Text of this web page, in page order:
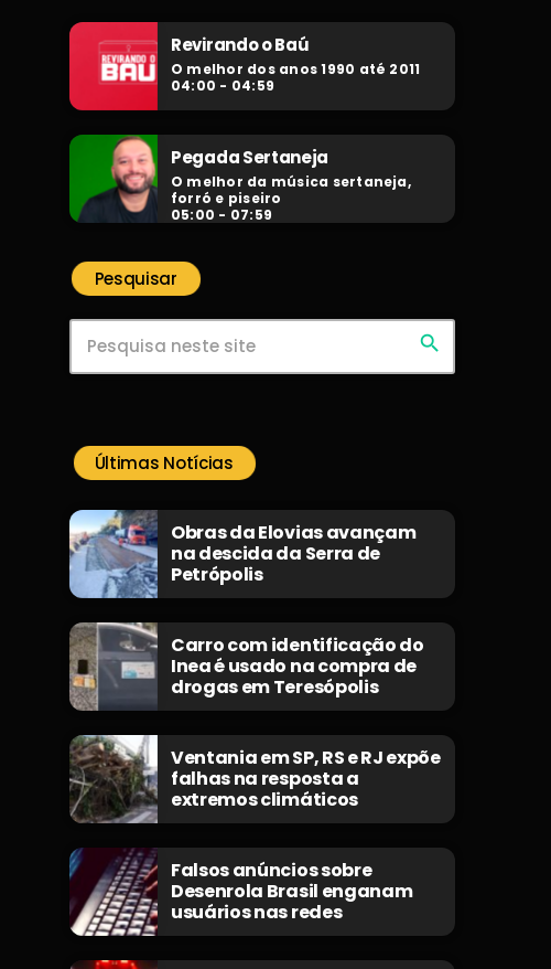
Revirando o Baú
O melhor dos anos 1990 até 2011
04:00 - 04:59
Pegada Sertaneja
O melhor da música sertaneja,
forró e piseiro
05:00 - 07:59
Pesquisar
search
Últimas Notícias
Obras da Elovias avançam
na descida da Serra de
Petrópolis
Carro com identificação do
Inea é usado na compra de
drogas em Teresópolis
Ventania em SP, RS e RJ expõe
falhas na resposta a
extremos climáticos
Falsos anúncios sobre
Desenrola Brasil enganam
usuários nas redes